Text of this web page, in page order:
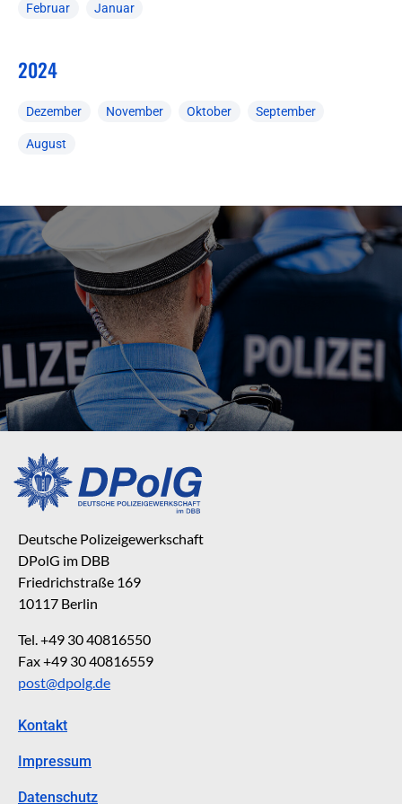
Februar Januar
2024
Dezember November Oktober September
August
Deutsche Polizeigewerkschaft
DPolG im DBB
Friedrichstraße 169
10117 Berlin
Tel. +49 30 40816550
Fax +49 30 40816559
post@dpolg.de
Kontakt
Impressum
Datenschutz